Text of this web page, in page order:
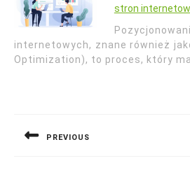
stron
internetowych, znane również
Optimization), to proces, który ma
PREVIOUS